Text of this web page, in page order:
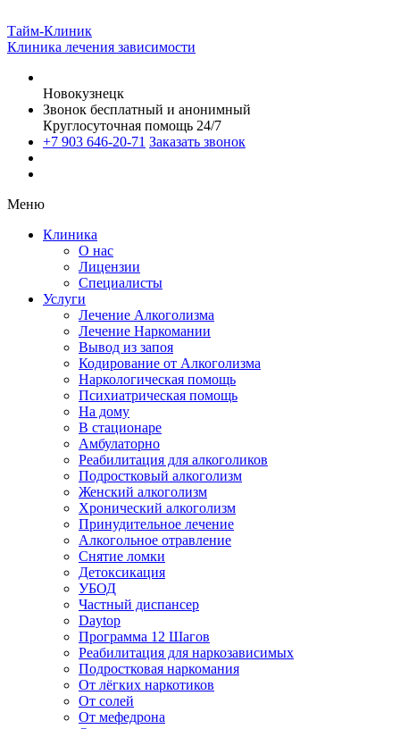
Тайм-Клиник
Клиника лечения зависимости
Новокузнецк
Звонок бесплатный и анонимный
Круглосуточная помощь 24/7
+7 903 646-20-71 Заказать звонок
Меню
Клиника
О нас
Лицензии
Специалисты
Услуги
Лечение Алкоголизма
Лечение Наркомании
Вывод из запоя
Кодирование от Алкоголизма
Наркологическая помощь
Психиатрическая помощь
На дому
В стационаре
Амбулаторно
Реабилитация для алкоголиков
Подростковый алкоголизм
Женский алкоголизм
Хронический алкоголизм
Принудительное лечение
Алкогольное отравление
Снятие ломки
Детоксикация
УБОД
Частный диспансер
Daytop
Программа 12 Шагов
Реабилитация для наркозависимых
Подростковая наркомания
От лёгких наркотиков
От солей
От мефедрона